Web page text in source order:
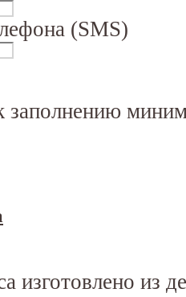
(SMS)
заполнению
изготовлено из